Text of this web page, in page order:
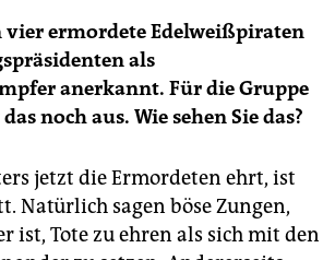
vier ermordete Edelweißpiraten
als
anerkannt. Für die Gruppe
noch aus. Wie sehen Sie das?
jetzt die Ermordeten ehrt, ist
Natürlich sagen böse Zungen,
ist, Tote zu ehren als sich mit den